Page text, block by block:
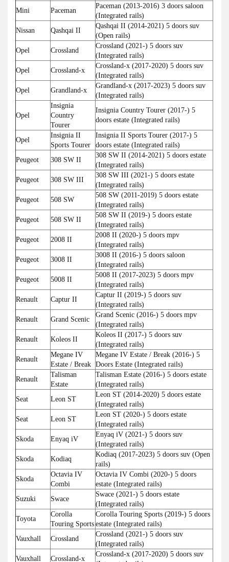
Mini
Paceman
Paceman (2013-2016) 3 doors saloon
(Integrated rails)
Nissan
Qashqai II
Qashqai II (2014-2021) 5 doors suv
(Open rails)
Opel
Crossland
Crossland (2021-) 5 doors suv
(Integrated rails)
Opel
Crossland-x
Crossland-x (2017-2020) 5 doors suv
(Integrated rails)
Opel
Grandland-x
Grandland-x (2017-2023) 5 doors suv
(Integrated rails)
Opel
Insignia
Country
Tourer
Insignia Country Tourer (2017-) 5
doors estate (Integrated rails)
Opel
Insignia II
Sports Tourer
Insignia II Sports Tourer (2017-) 5
doors estate (Integrated rails)
Peugeot
308 SW II
308 SW II (2014-2021) 5 doors estate
(Integrated rails)
Peugeot
308 SW III
308 SW III (2021-) 5 doors estate
(Integrated rails)
Peugeot
508 SW
508 SW (2011-2019) 5 doors estate
(Integrated rails)
Peugeot
508 SW II
508 SW II (2019-) 5 doors estate
(Integrated rails)
Peugeot
2008 II
2008 II (2020-) 5 doors mpv
(Integrated rails)
Peugeot
3008 II
3008 II (2016-) 5 doors saloon
(Integrated rails)
Peugeot
5008 II
5008 II (2017-2023) 5 doors mpv
(Integrated rails)
Renault
Captur II
Captur II (2019-) 5 doors suv
(Integrated rails)
Renault
Grand Scenic
Grand Scenic (2016-) 5 doors mpv
(Integrated rails)
Renault
Koleos II
Koleos II (2017-) 5 doors suv
(Integrated rails)
Renault
Megane IV
Estate / Break
Megane IV Estate / Break (2016-) 5
Doors Estate (Integrated rails)
Renault
Talisman
Estate
Talisman Estate (2016-) 5 doors estate
(Integrated rails)
Seat
Leon ST
Leon ST (2014-2020) 5 doors estate
(Integrated rails)
Seat
Leon ST
Leon ST (2020-) 5 doors estate
(Integrated rails)
Skoda
Enyaq iV
Enyaq iV (2021-) 5 doors suv
(Integrated rails)
Skoda
Kodiaq
Kodiaq (2017-2023) 5 doors suv (Open
rails)
Skoda
Octavia IV
Combi
Octavia IV Combi (2020-) 5 doors
estate (Integrated rails)
Suzuki
Swace
Swace (2021-) 5 doors estate
(Integrated rails)
Toyota
Corolla
Touring Sports
Corolla Touring Sports (2019-) 5 doors
estate (Integrated rails)
Vauxhall
Crossland
Crossland (2021-) 5 doors suv
(Integrated rails)
Vauxhall
Crossland-x
Crossland-x (2017-2020) 5 doors suv